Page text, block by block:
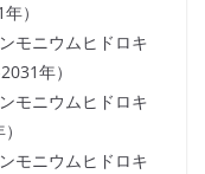
）
モニウムヒドロキ
年）
モニウムヒドロキ
モニウムヒドロキ